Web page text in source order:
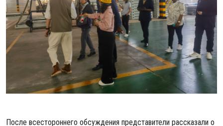
После всестороннего обсуждения представители рассказали о